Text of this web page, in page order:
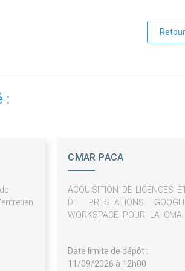
:
CMAR PACA
ACQUISITION DE LICENCES
DE PRESTATIONS
WORKSPACE POUR LA
Date limite de dépôt :
11/09/2026 à 12h00